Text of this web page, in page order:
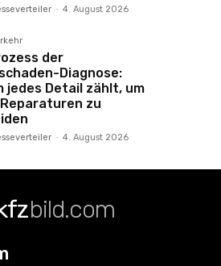
- 4. August 2026
der
Diagnose:
jedes Detail zählt, um
zu
- 4. August 2026
bild.com